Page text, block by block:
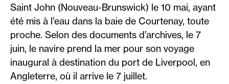
Saint John (Nouveau-Brunswick) le 10 mai, ayant
été mis à l’eau dans la baie de Courtenay, toute
proche. Selon des documents d’archives, le 7
juin, le navire prend la mer pour son voyage
inaugural à destination du port de Liverpool, en
Angleterre, où il arrive le 7 juillet.